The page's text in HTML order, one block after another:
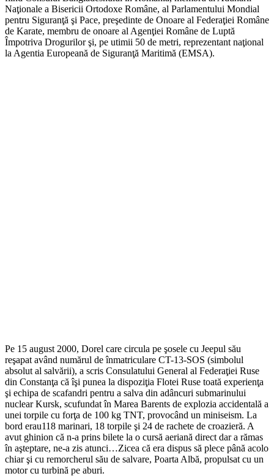
Naţionale a Bisericii Ortodoxe Române, al Parlamentului Mondial
pentru Siguranţă şi Pace, preşedinte de Onoare al Federaţiei Române
de Karate, membru de onoare al Agenţiei Române de Luptă
Împotriva Drogurilor şi, pe utimii 50 de metri, reprezentant naţional
la Agentia Europeană de Siguranţă Maritimă (EMSA).
Pe 15 august 2000, Dorel care circula pe şosele cu Jeepul său
reşapat având numărul de înmatriculare CT-13-SOS (simbolul
absolut al salvării), a scris Consulatului General al Federaţiei Ruse
din Constanţa că îşi punea la dispoziţia Flotei Ruse toată experienţa
şi echipa de scafandri pentru a salva din adâncuri submarinului
nuclear Kursk, scufundat în Marea Barents de explozia accidentală a
unei torpile cu forţa de 100 kg TNT, provocând un miniseism. La
bord erau118 marinari, 18 torpile şi 24 de rachete de croazieră. A
avut ghinion că n-a prins bilete la o cursă aeriană direct dar a rămas
în aşteptare, ne-a zis atunci…Zicea că era dispus să plece până acolo
chiar şi cu remorcherul său de salvare, Poarta Albă, propulsat cu un
motor cu turbină pe aburi.